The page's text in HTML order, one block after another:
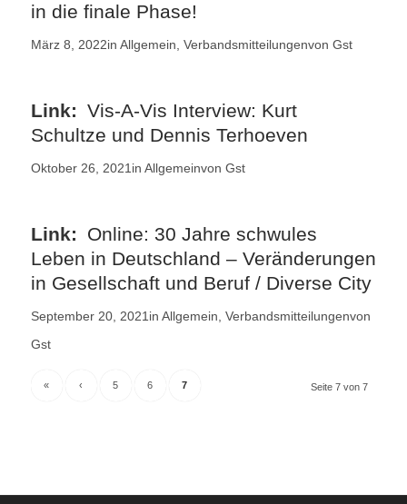
in die finale Phase!
März 8, 2022in Allgemein, Verbandsmitteilungenvon Gst
Vis-A-Vis Interview: Kurt
Schultze und Dennis Terhoeven
Oktober 26, 2021in Allgemeinvon Gst
Online: 30 Jahre schwules
Leben in Deutschland – Veränderungen
in Gesellschaft und Beruf / Diverse City
September 20, 2021in Allgemein, Verbandsmitteilungenvon
Gst
Seite 7 von 7
« ‹ 5 6 7